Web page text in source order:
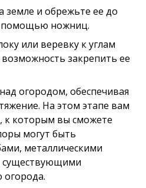
земле и обрежьте ее до
помощью ножниц.
или веревку к углам
закрепить ее
огородом, обеспечивая
На этом этапе вам
к которым вы сможете
могут быть
металлическими
существующими